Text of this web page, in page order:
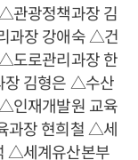
관광정책과장 김
과장 강애숙 △건
도로관리과장 한
장 김형은 △수산
인재개발원 교육
과장 현희철 △세
△세계유산본부